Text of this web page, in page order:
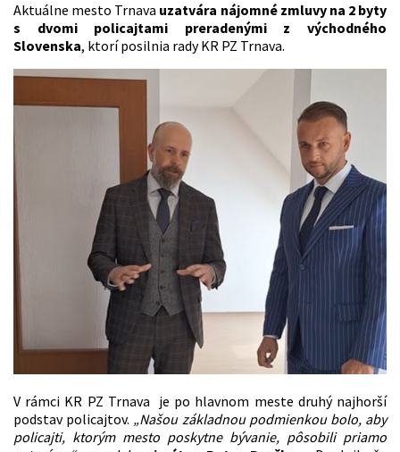
Aktuálne mesto Trnava uzatvára nájomné zmluvy na 2 byty
s dvomi policajtami preradenými z východného
Slovenska, ktorí posilnia rady KR PZ Trnava.
V rámci KR PZ Trnava je po hlavnom meste druhý najhorší
podstav policajtov. „Našou základnou podmienkou bolo, aby
policajti, ktorým mesto poskytne bývanie, pôsobili priamo